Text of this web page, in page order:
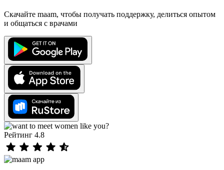
Скачайте maam, чтобы получать поддержку, делиться опытом
и общаться с врачами
Рейтинг 4.8